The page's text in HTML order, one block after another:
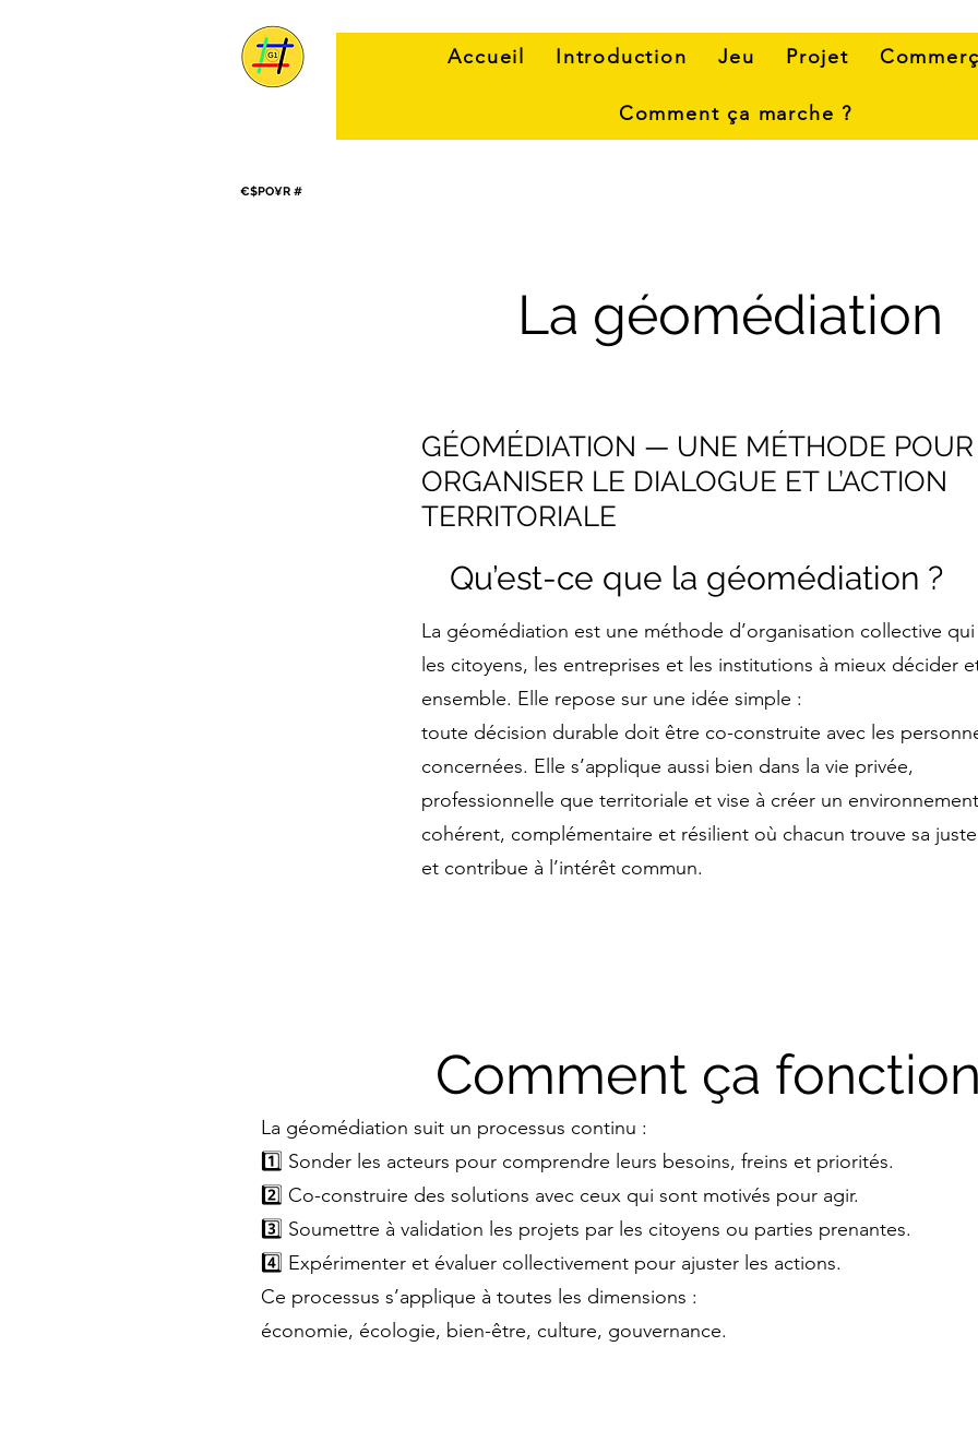
Accueil Introduction Jeu Projet
Comment ça marche ?
€$PO¥R #
La géomédiation
GÉOMÉDIATION — UNE MÉTHODE POUR
ORGANISER LE DIALOGUE ET L’ACTION
TERRITORIALE
Qu’est-ce que la géomédiation ?
La géomédiation est une méthode d’organisation collective
les citoyens, les entreprises et les institutions à mieux décider
ensemble. Elle repose sur une idée simple :
toute décision durable doit être co-construite avec les
concernées. Elle s’applique aussi bien dans la vie privée,
professionnelle que territoriale et vise à créer un environnement
cohérent, complémentaire et résilient où chacun trouve sa
et contribue à l’intérêt commun.
Comment ça
La géomédiation suit un processus continu :
1️⃣ Sonder les acteurs pour comprendre leurs besoins, freins et priorités.
2️⃣ Co-construire des solutions avec ceux qui sont motivés pour agir.
3️⃣ Soumettre à validation les projets par les citoyens ou parties prenantes.
4️⃣ Expérimenter et évaluer collectivement pour ajuster les actions.
Ce processus s’applique à toutes les dimensions :
économie, écologie, bien-être, culture, gouvernance.